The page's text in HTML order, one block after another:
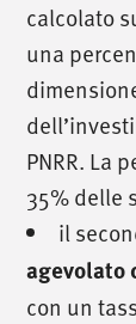
calcolato
una
PNRR. La
35% delle
il
agevolato
con un